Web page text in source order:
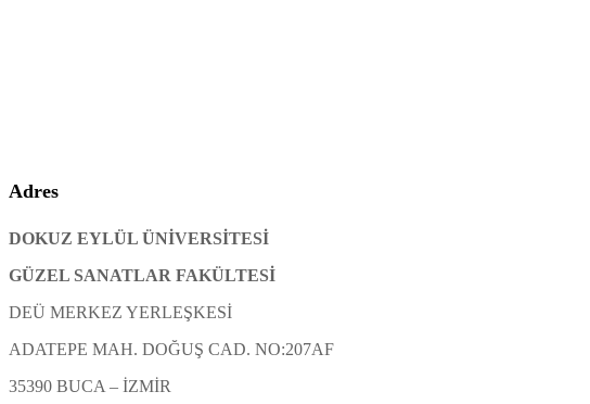
Adres
DOKUZ EYLÜL ÜNİVERSİTESİ
GÜZEL SANATLAR FAKÜLTESİ
DEÜ MERKEZ YERLEŞKESİ
ADATEPE MAH. DOĞUŞ CAD. NO:207AF
35390 BUCA – İZMİR